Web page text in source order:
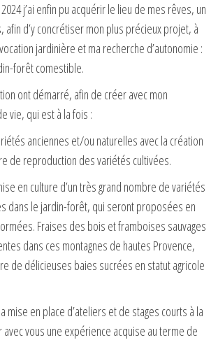
j’ai enfin pu acquérir le lieu de mes rêves, un
afin d’y concrétiser mon plus précieux projet, à
jardinière et ma recherche d’autonomie :
forêt comestible.
ont démarré, afin de créer avec mon
vie, qui est à la fois :
anciennes et/ou naturelles avec la création
de reproduction des variétés cultivées.
en culture d’un très grand nombre de variétés
dans le jardin-forêt, qui seront proposées en
Fraises des bois et framboises sauvages
dans ces montagnes de hautes Provence,
de délicieuses baies sucrées en statut agricole
mise en place d’ateliers et de stages courts à la
vous une expérience acquise au terme de